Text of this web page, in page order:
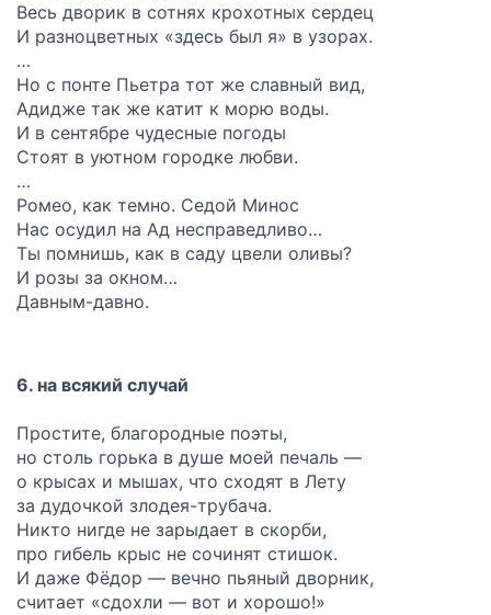
Весь дворик в сотнях крохотных сердец
И разноцветных «здесь был я» в узорах.
…
Но с понте Пьетра тот же славный вид,
Адидже так же катит к морю воды.
И в сентябре чудесные погоды
Стоят в уютном городке любви.
…
Ромео, как темно. Седой Минос
Нас осудил на Ад несправедливо…
Ты помнишь, как в саду цвели оливы?
И розы за окном…
Давным-давно.
6. на всякий случай
Простите, благородные поэты,
но столь горька в душе моей печаль —
о крысах и мышах, что сходят в Лету
за дудочкой злодея-трубача.
Никто нигде не зарыдает в скорби,
про гибель крыс не сочинят стишок.
И даже Фёдор — вечно пьяный дворник,
считает «сдохли — вот и хорошо!»